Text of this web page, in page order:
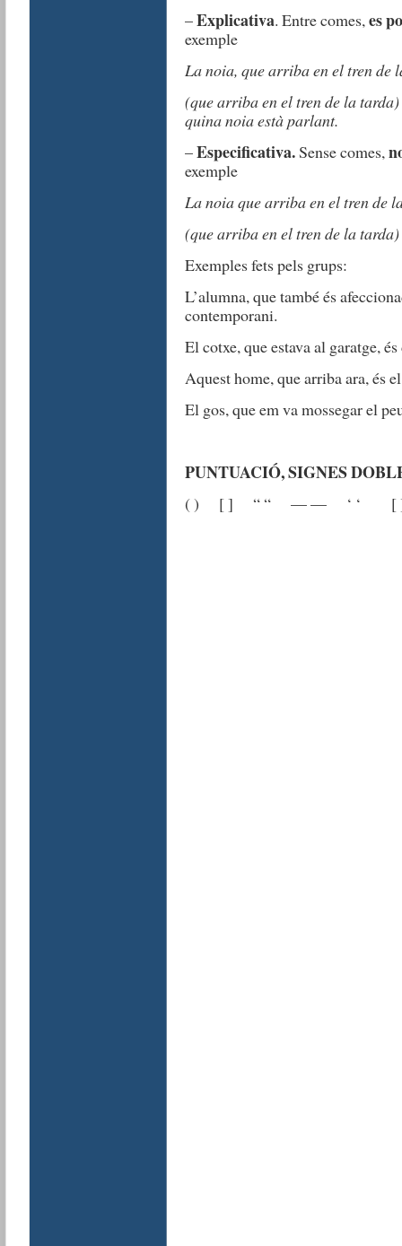
–Explicativa. Entre comes, es
exemple
La noia, que arriba en el tren de
(que arriba en el tren de la
quina noia està parlant.
–Especificativa.Sense comes,
exemple
La noia que arriba en el tren de
(que arriba en el tren de la
Exemples fets pels grups:
L’alumna, que també és
contemporani.
El cotxe, que estava al garatge,
Aquest home, que arriba ara, és
El gos, que em va mossegar el
PUNTUACIÓ, SIGNES
( ) [ ] “ “ — — ‘ ‘ [ ]